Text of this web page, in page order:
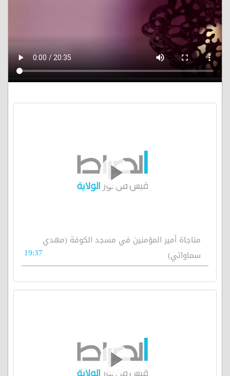
مناجاة أمير المؤمنين في مسجد الكوفة (مهدي
سماواتي)
19:37